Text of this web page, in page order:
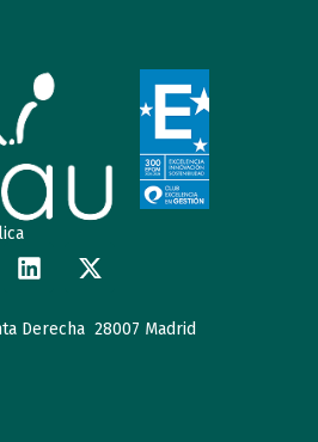
Derecha 28007 Madrid